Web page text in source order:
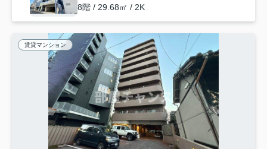
8階 / 29.68㎡ / 2K
賃貸マンション